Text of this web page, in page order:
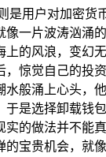
是用户对加密货
像一片波涛汹涌
上的风浪，变幻
，惊觉自己的投
水般涌上心头，
于是选择卸载钱
实的做法并不能
的宝贵机会，就